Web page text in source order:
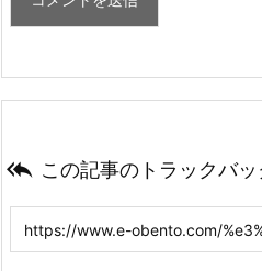
 この記事のトラックバ